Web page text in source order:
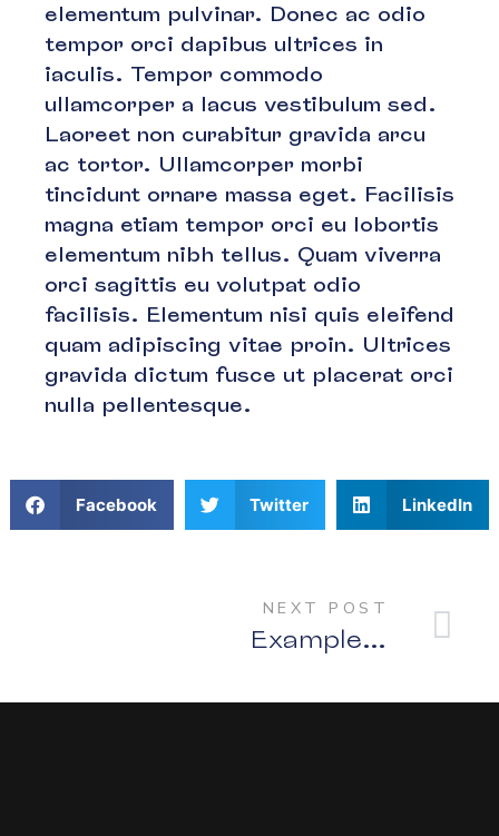
elementum pulvinar. Donec ac odio
tempor orci dapibus ultrices in
iaculis. Tempor commodo
ullamcorper a lacus vestibulum sed.
Laoreet non curabitur gravida arcu
ac tortor. Ullamcorper morbi
tincidunt ornare massa eget. Facilisis
magna etiam tempor orci eu lobortis
elementum nibh tellus. Quam viverra
orci sagittis eu volutpat odio
facilisis. Elementum nisi quis eleifend
quam adipiscing vitae proin. Ultrices
gravida dictum fusce ut placerat orci
nulla pellentesque.
Facebook Twitter LinkedIn
NEXT POST
Example Post One